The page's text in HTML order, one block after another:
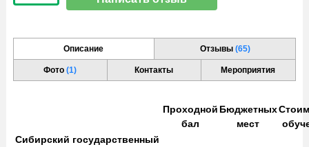
Описание Отзывы (65)
Фото(1) Контакты Мероприятия
Проходной
бал
Бюджетных
мест
Сибирский государственный